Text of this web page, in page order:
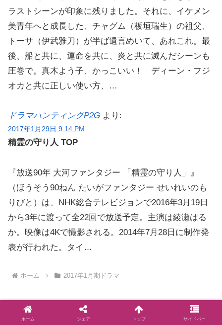
ラストシーンが印象に残りました。それに、イケメン
美青年へと成長した、チャグム（板垣瑞生）の祖父、
トーサ（伊武雅刀）が半ば遺言めいて、あれこれ。最
後、船と共に、運命を共に、炎と共に滅んだシーンも
圧巻で。真木よう子、かっこいい！ ディーン・フジ
オカと共に正しい使い方、…
ドラマハンティングP2G より:
2017年1月29日 9:14 PM
精霊の守り人 TOP
『放送90年 大河ファンタジー 「精霊の守り人」』
（ほうそう90ねん たいがファンタジー せいれいのも
りびと）は、NHK総合テレビジョンで2016年3月19日
から3年に渡って全22回で放送予定。主演は綾瀬はる
か。映像は4Kで撮影される。2014年7月28日に制作発
表が行われた。タイ…
ホーム 2017年1月期ドラマ
ホーム シェア トップ サイドバー